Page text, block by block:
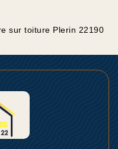
sur toiture Plerin 22190